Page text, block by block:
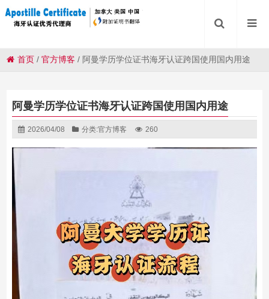
首页 /官方博客 / 阿曼学历学位证书海牙认证跨国使用国内用途
阿曼学历学位证书海牙认证跨国使用国内用途
2026/04/08 分类:官方博客 260